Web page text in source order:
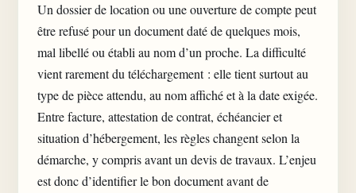
Un dossier de location ou une ouverture de compte peut
être refusé pour un document daté de quelques mois,
mal libellé ou établi au nom d’un proche. La difficulté
vient rarement du téléchargement : elle tient surtout au
type de pièce attendu, au nom affiché et à la date exigée.
Entre facture, attestation de contrat, échéancier et
situation d’hébergement, les règles changent selon la
démarche, y compris avantun devis de travaux. L’enjeu
est donc d’identifier le bon document avant de